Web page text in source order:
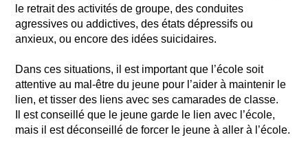
le retrait des activités de groupe, des conduites
agressives ou addictives, des états dépressifs ou
anxieux, ou encore des idées suicidaires.
Dans ces situations, il est important que l’école soit
attentive au mal-être du jeune pour l’aider à maintenir le
lien, et tisser des liens avec ses camarades de classe.
Il est conseillé que le jeune garde le lien avec l’école,
mais il est déconseillé de forcer le jeune à aller à l’école.